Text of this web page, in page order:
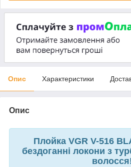
Опис Характеристики
Опис
Плойка VGR V-516
бездоганні локони з